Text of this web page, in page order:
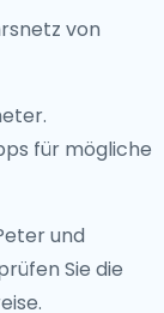
von
für mögliche
und
Sie die